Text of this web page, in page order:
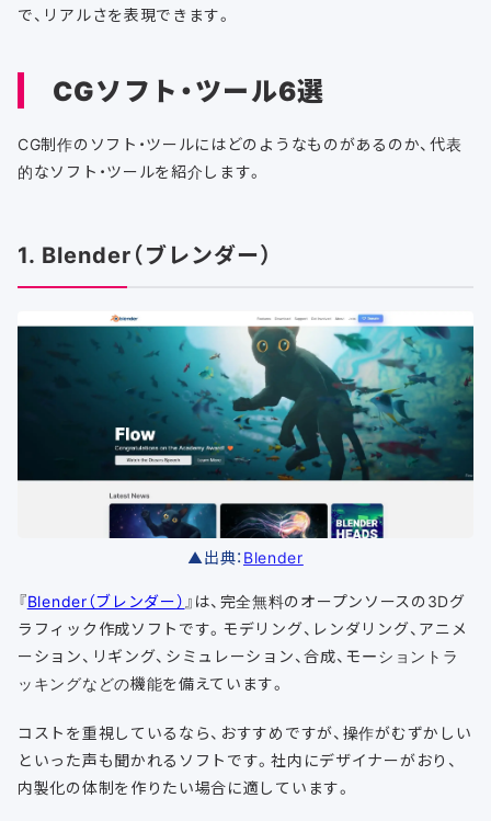
で、リアルさを表現できます。
CGソフト・ツール6選
CG制作のソフト・ツールにはどのようなものがあるのか、代表
的なソフト・ツールを紹介します。
1. Blender（ブレンダー）
▲出典： Blender
『Blender（ブレンダー） 』は、完全無料のオープンソースの3Dグ
ラフィック作成ソフトです。モデリング、レンダリング、アニメ
ーション、リギング、シミュレーション、合成、モーショントラ
ッキングなどの機能を備えています。
コストを重視しているなら、おすすめですが、操作がむずかしい
といった声も聞かれるソフトです。社内にデザイナーがおり、
内製化の体制を作りたい場合に適しています。